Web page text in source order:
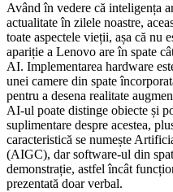
Având în vedere că inteligența
actualitate în zilele noastre,
toate aspectele vieții, așa că nu
apariție a Lenovo are în spate
AI. Implementarea hardware
unei camere din spate
pentru a desena realitate
AI-ul poate distinge obiecte și
suplimentare despre acestea,
caracteristică se numește
(AIGC), dar software-ul din
demonstrație, astfel încât
prezentată doar verbal.